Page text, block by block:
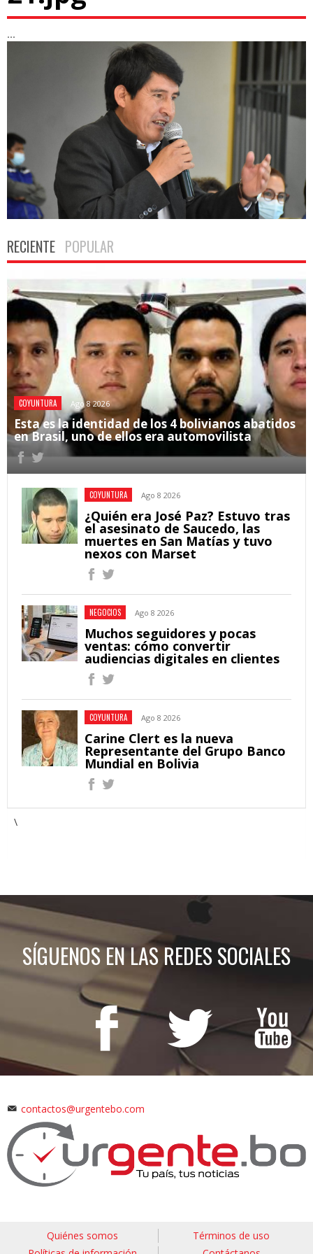
...
RECIENTE POPULAR
COYUNTURA Ago 8 2026
Esta es la identidad de los 4 bolivianos abatidos
en Brasil, uno de ellos era automovilista
COYUNTURA Ago 8 2026
¿Quién era José Paz? Estuvo tras
el asesinato de Saucedo, las
muertes en San Matías y tuvo
nexos con Marset
NEGOCIOS Ago 8 2026
Muchos seguidores y pocas
ventas: cómo convertir
audiencias digitales en clientes
COYUNTURA Ago 8 2026
Carine Clert es la nueva
Representante del Grupo Banco
Mundial en Bolivia
\
SÍGUENOS EN LAS REDES SOCIALES
contactos@urgentebo.com
Quiénes somos
Términos de uso